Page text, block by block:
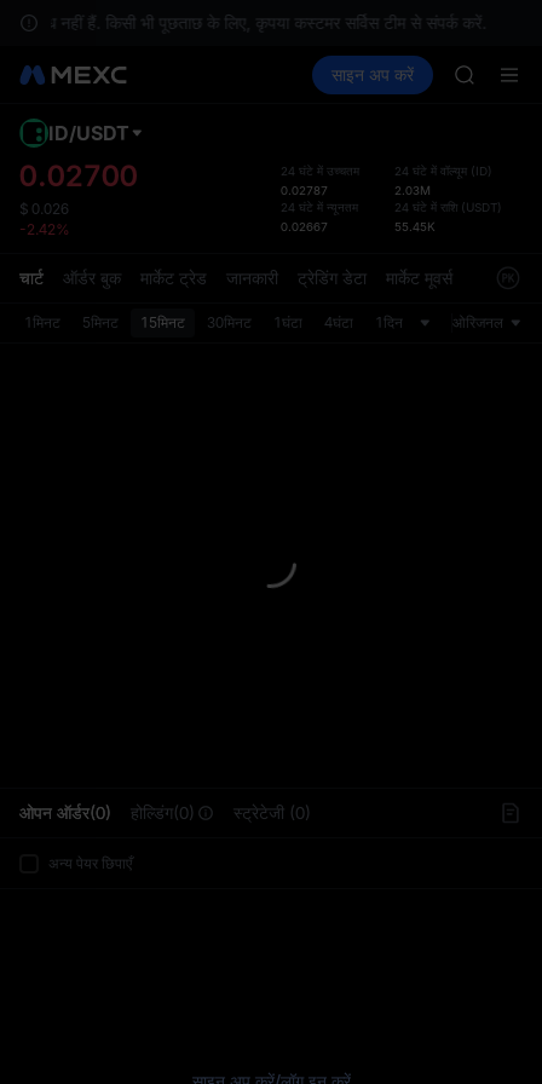
नहीं हैं. किसी भी पूछताछ के लिए, कृपया कस्टमर सर्विस टीम से संपर्क करें.
स्पॉट फ़्यूचर्स UNITREE कमाएँ
साइन अप करें
SKYAI
AAOI
SPCX
AAOI
SPCX
को
ID/USDT
0.02700
$ 0.026
-2.42%
24 घंटे में उच्चतम
0.02787
24 घंटे में न्यूनतम
0.02667
24 घंटे में वॉल्यूम (ID)
2.03M
24 घंटे में राशि (USDT)
55.45K
चार्ट ऑर्डर बुक मार्केट ट्रेड जानकारी ट्रेडिंग डेटा मार्केट मूवर्स
1मिनट 5मिनट 15मिनट 30मिनट 1घंटा 4घंटा 1दिन ओरिजनल
ओपन ऑर्डर(0) होल्डिंग(0) स्ट्रेटेजी (0)
अन्य पेयर छिपाएँ